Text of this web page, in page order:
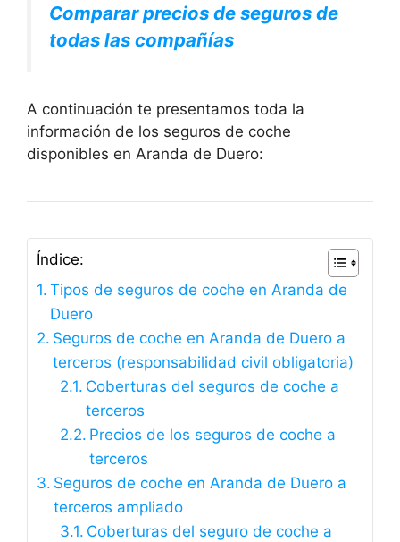
Comparar precios de seguros de
todas las compañías
A continuación te presentamos toda la
información de los seguros de coche
disponibles en Aranda de Duero:
Índice:
Tipos de seguros de coche en Aranda de
Duero
Seguros de coche en Aranda de Duero a
terceros (responsabilidad civil obligatoria)
Coberturas del seguros de coche a
terceros
Precios de los seguros de coche a
terceros
Seguros de coche en Aranda de Duero a
terceros ampliado
Coberturas del seguro de coche a